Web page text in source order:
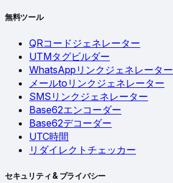
無料ツール
QRコードジェネレーター
UTMタグビルダー
WhatsAppリンクジェネレーター
メールtoリンクジェネレーター
SMSリンクジェネレーター
Base62エンコーダー
Base62デコーダー
UTC時間
リダイレクトチェッカー
セキュリティ & プライバシー